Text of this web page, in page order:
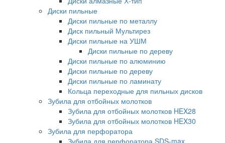
Диски пильные
Диски пильные по металлу
Диск пильный Мультирез
Диски пильные на УШМ
Диски пильные по дереву
Диски пильные по алюминию
Диски пильные по дереву
Диски пильные по ламинату
Кольца переходные для пильных дисков
Зубила для отбойных молотков
Зубила для отбойных молотков HEX28
Зубила для отбойных молотков HEX30
Зубила для перфоратора
Зубила для перфоратора SDS-max